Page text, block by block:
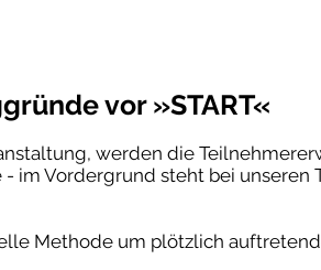
vor »START«
werden die
im Vordergrund steht bei
Methode um plötzlich